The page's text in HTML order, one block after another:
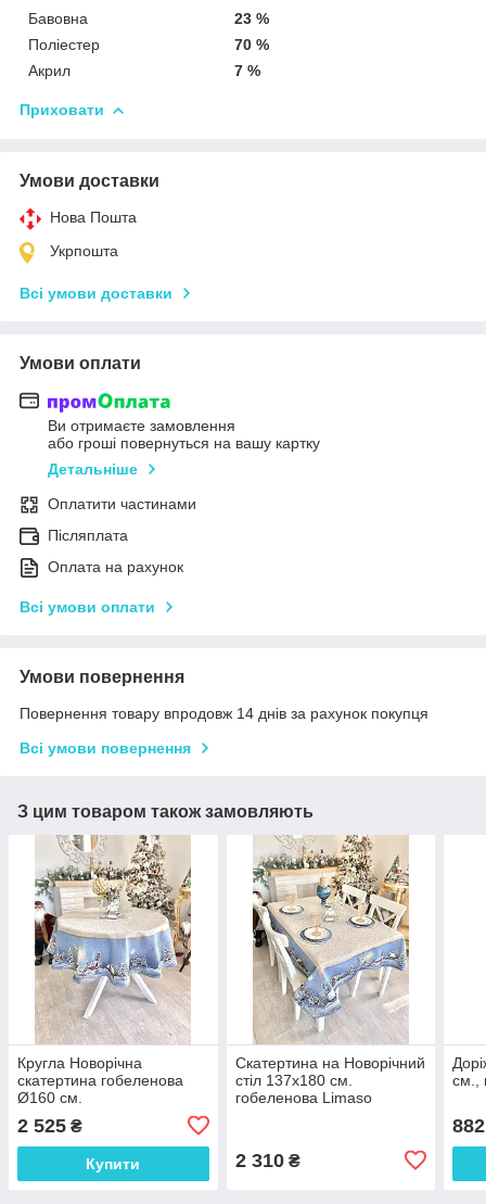
Бавовна
23 %
Поліестер
70 %
Акрил
7 %
Приховати
Умови доставки
Нова Пошта
Укрпошта
Всі умови доставки
Умови оплати
Ви отримаєте замовлення
або гроші повернуться на вашу картку
Детальніше
Оплатити частинами
Післяплата
Оплата на рахунок
Всі умови оплати
Умови повернення
Повернення товару впродовж 14 днів за рахунок покупця
Всі умови повернення
З цим товаром також замовляють
Кругла Новорічна
скатертина гобеленова
Ø160 см.
2 525 ₴
Купити
Скатертина на Новорічний
стіл 137х180 см.
гобеленова Limaso
2 310₴
см.,
882